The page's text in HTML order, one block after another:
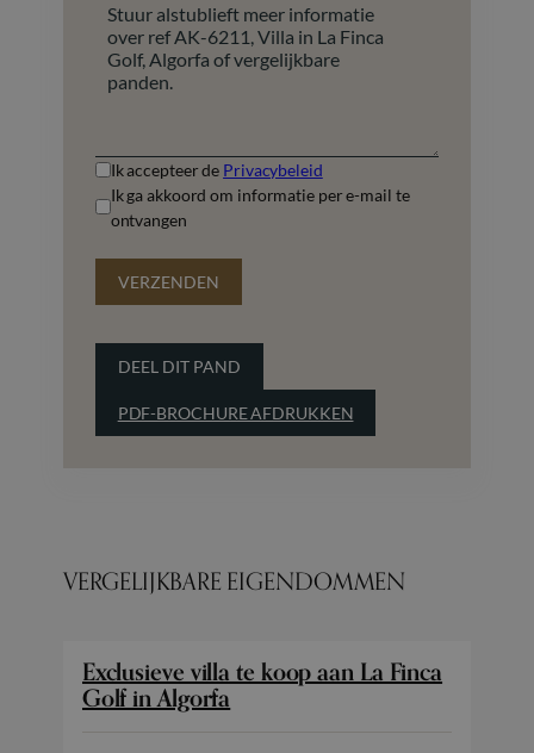
+1
Ik accepteer de Privacybeleid
Ik ga akkoord om informatie per e-mail te
ontvangen
VERZENDEN
DEEL DIT PAND
PDF-BROCHURE AFDRUKKEN
VERGELIJKBARE EIGENDOMMEN
Exclusieve villa te koop aan La Finca
Golf in Algorfa